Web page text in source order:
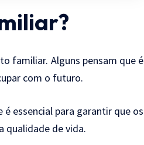
familiar. Alguns pensam que é
com o futuro.
essencial para garantir que os
qualidade de vida.